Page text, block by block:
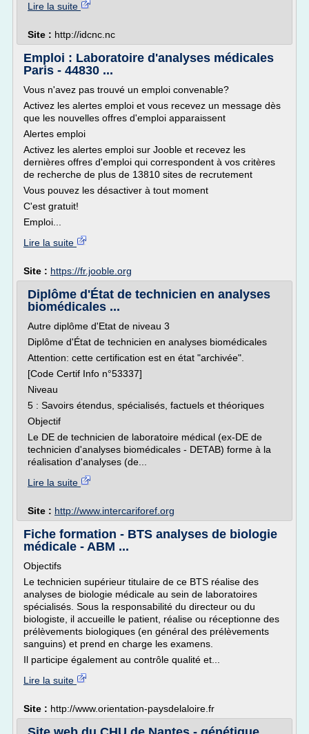
Lire la suite
Site : http://idcnc.nc
Emploi : Laboratoire d'analyses médicales
Paris - 44830 ...
Vous n'avez pas trouvé un emploi convenable?
Activez les alertes emploi et vous recevez un message dès
que les nouvelles offres d'emploi apparaissent
Alertes emploi
Activez les alertes emploi sur Jooble et recevez les
dernières offres d'emploi qui correspondent à vos critères
de recherche de plus de 13810 sites de recrutement
Vous pouvez les désactiver à tout moment
C'est gratuit!
Emploi...
Lire la suite
Site : https://fr.jooble.org
Diplôme d'État de technicien en analyses
biomédicales ...
Autre diplôme d'Etat de niveau 3
Diplôme d'État de technicien en analyses biomédicales
Attention: cette certification est en état "archivée".
[Code Certif Info n°53337]
Niveau
5 : Savoirs étendus, spécialisés, factuels et théoriques
Objectif
Le DE de technicien de laboratoire médical (ex-DE de
technicien d'analyses biomédicales - DETAB) forme à la
réalisation d'analyses (de...
Lire la suite
Site : http://www.intercariforef.org
Fiche formation - BTS analyses de biologie
médicale - ABM ...
Objectifs
Le technicien supérieur titulaire de ce BTS réalise des
analyses de biologie médicale au sein de laboratoires
spécialisés. Sous la responsabilité du directeur ou du
biologiste, il accueille le patient, réalise ou réceptionne des
prélèvements biologiques (en général des prélèvements
sanguins) et prend en charge les examens.
Il participe également au contrôle qualité et...
Lire la suite
Site : http://www.orientation-paysdelaloire.fr